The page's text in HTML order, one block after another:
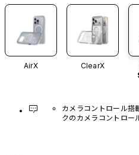
AirX ClearX
カメラコントロール
クのカメラコントロー